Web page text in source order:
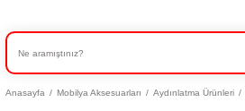
Anasayfa Mobilya Aksesuarları Aydınlatma Ürünleri